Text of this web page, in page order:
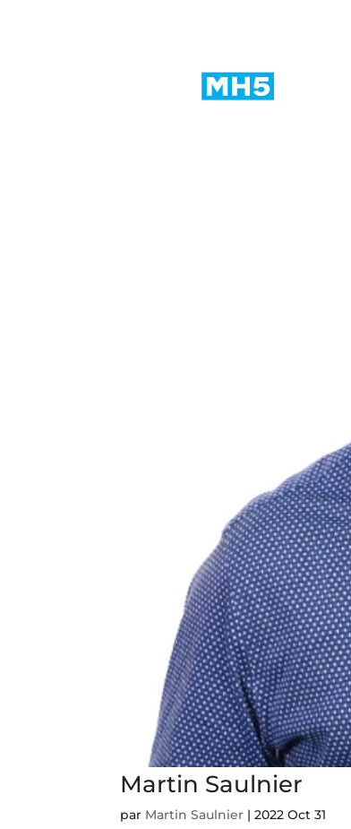
Martin Saulnier
par Martin Saulnier |2022 Oct 31